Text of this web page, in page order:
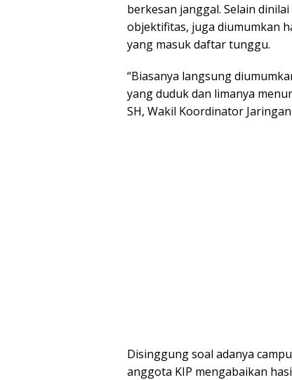
berkesan janggal. Selain
objektifitas, juga diumumkan
yang masuk daftar tunggu.
“Biasanya langsung
yang duduk dan limanya
SH, Wakil Koordinator
Disinggung soal adanya
anggota KIP mengabaikan